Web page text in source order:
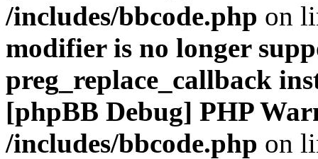
/includes/bbcode.php on
modifier is no longer
preg_replace_callback
[phpBB Debug] PHP
/includes/bbcode.php on